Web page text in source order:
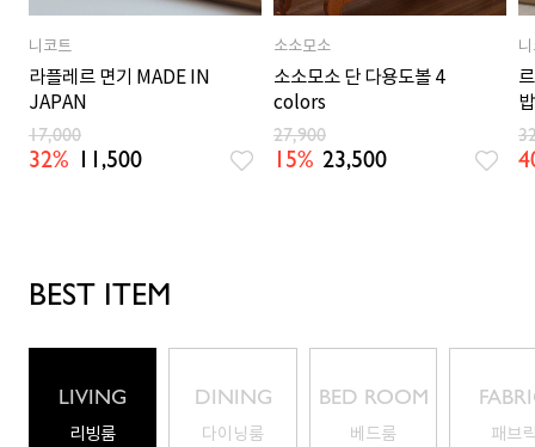
니코트
라플레르 면기 MADE IN
JAPAN
17,000
32% 11,500
소소모소
소소모소 단 다용도볼 4
colors
27,900
15% 23,500
BEST ITEM
LIVING
리빙룸
DINING
다이닝룸
BED ROOM
베드룸 패브